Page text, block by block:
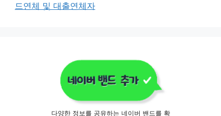
드연체 및 대출연체자
다양한 정보를 공유하는 네이버 밴드를 확